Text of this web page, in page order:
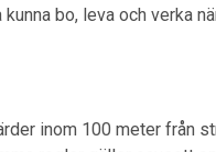
bo, leva och verka
inom 100 meter från